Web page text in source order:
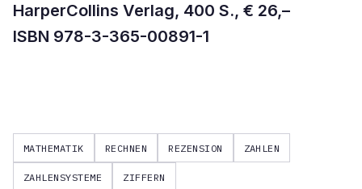
HarperCollins Verlag, 400 S., € 26,–
ISBN 978-3-365-00891-1
MATHEMATIK RECHNEN REZENSION ZAHLEN
ZAHLENSYSTEME ZIFFERN